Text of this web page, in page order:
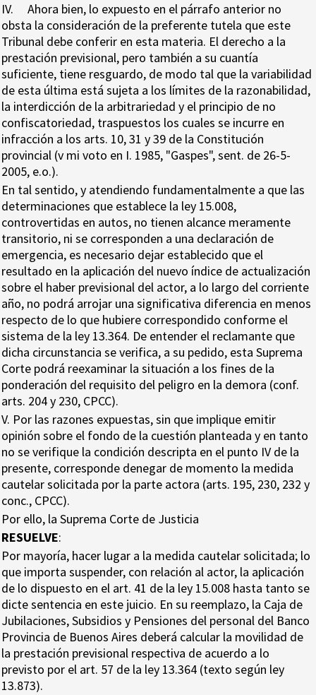
IV. Ahora bien, lo expuesto en el párrafo anterior no
obsta la consideración de la preferente tutela que este
Tribunal debe conferir en esta materia. El derecho a la
prestación previsional, pero también a su cuantía
suficiente, tiene resguardo, de modo tal que la variabilidad
de esta última está sujeta a los límites de la razonabilidad,
la interdicción de la arbitrariedad y el principio de no
confiscatoriedad, traspuestos los cuales se incurre en
infracción a los arts. 10, 31 y 39 de la Constitución
provincial (v mi voto en I. 1985, "Gaspes", sent. de 26-5-
2005, e.o.).
En tal sentido, y atendiendo fundamentalmente a que las
determinaciones que establece la ley 15.008,
controvertidas en autos, no tienen alcance meramente
transitorio, ni se corresponden a una declaración de
emergencia, es necesario dejar establecido que el
resultado en la aplicación del nuevo índice de actualización
sobre el haber previsional del actor, a lo largo del corriente
año, no podrá arrojar una significativa diferencia en menos
respecto de lo que hubiere correspondido conforme el
sistema de la ley 13.364. De entender el reclamante que
dicha circunstancia se verifica, a su pedido, esta Suprema
Corte podrá reexaminar la situación a los fines de la
ponderación del requisito del peligro en la demora (conf.
arts. 204 y 230, CPCC).
V. Por las razones expuestas, sin que implique emitir
opinión sobre el fondo de la cuestión planteada y en tanto
no se verifique la condición descripta en el punto IV de la
presente, corresponde denegar de momento la medida
cautelar solicitada por la parte actora (arts. 195, 230, 232 y
conc., CPCC).
Por ello, la Suprema Corte de Justicia
RESUELVE:
Por mayoría, hacer lugar a la medida cautelar solicitada; lo
que importa suspender, con relación al actor, la aplicación
de lo dispuesto en el art. 41 de la ley 15.008 hasta tanto se
dicte sentencia en este juicio. En su reemplazo, la Caja de
Jubilaciones, Subsidios y Pensiones del personal del Banco
Provincia de Buenos Aires deberá calcular la movilidad de
la prestación previsional respectiva de acuerdo a lo
previsto por el art. 57 de la ley 13.364 (texto según ley
13.873).